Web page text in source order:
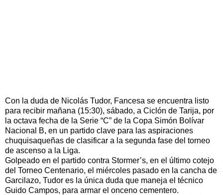
Con la duda de Nicolás Tudor, Fancesa se encuentra listo
para recibir mañana (15:30), sábado, a Ciclón de Tarija, por
la octava fecha de la Serie “C” de la Copa Simón Bolívar
Nacional B, en un partido clave para las aspiraciones
chuquisaqueñas de clasificar a la segunda fase del torneo
de ascenso a la Liga.
Golpeado en el partido contra Stormer’s, en el último cotejo
del Torneo Centenario, el miércoles pasado en la cancha de
Garcilazo, Tudor es la única duda que maneja el técnico
Guido Campos, para armar el onceno cementero.